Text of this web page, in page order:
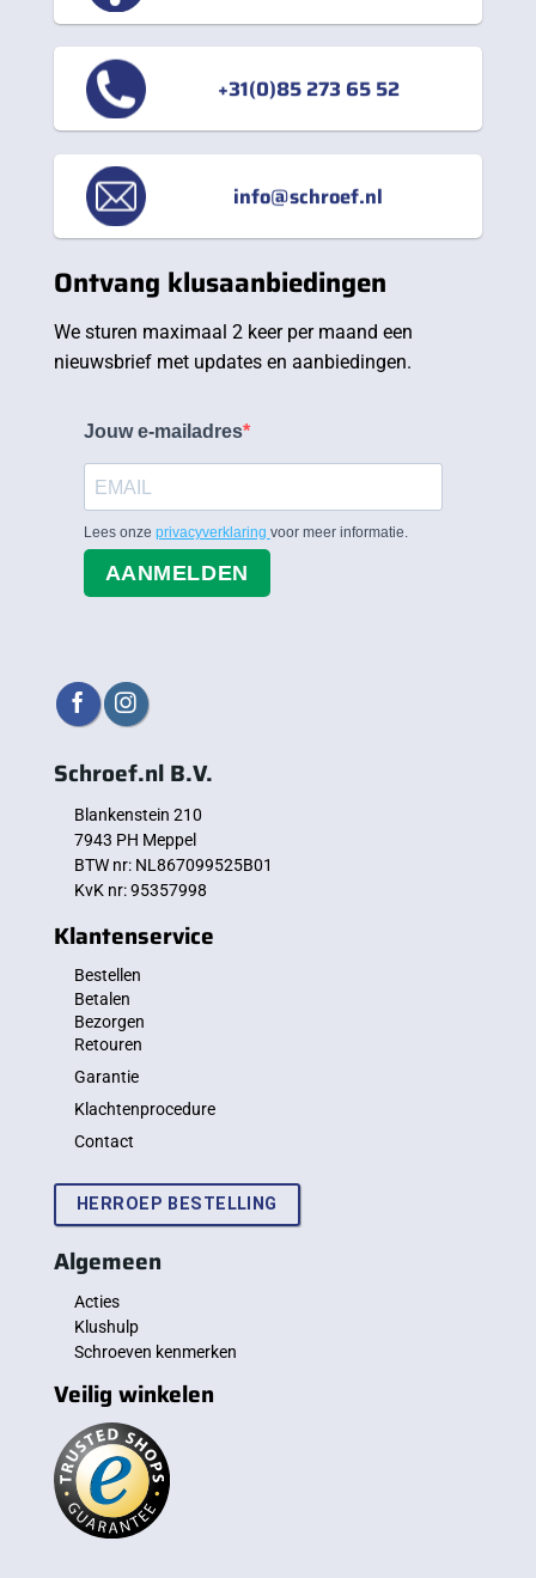
+31(0)85 273 65 52
info@schroef.nl
Ontvang klusaanbiedingen
We sturen maximaal 2 keer per maand een
nieuwsbrief met updates en aanbiedingen.
Jouw e-mailadres
Lees onze privacyverklaring voor meer informatie.
AANMELDEN
Schroef.nl B.V.
Blankenstein 210
7943 PH Meppel
BTW nr: NL867099525B01
KvK nr: 95357998
Klantenservice
Bestellen
Betalen
Bezorgen
Retouren
Garantie
Klachtenprocedure
Contact
HERROEP BESTELLING
Algemeen
Acties
Klushulp
Schroeven kenmerken
Veilig winkelen